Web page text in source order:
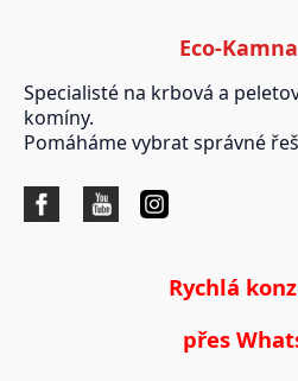
Eco-
Specialisté na krbová a
komíny.
Pomáháme vybrat správné
Rychlá
přes